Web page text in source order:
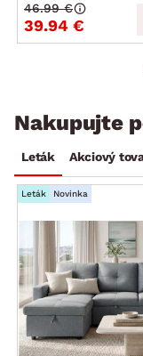
39.94 €
46.99 €
Nakupujte
Leták Akciový
Leták Novinka